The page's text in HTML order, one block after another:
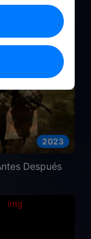
2023
Después